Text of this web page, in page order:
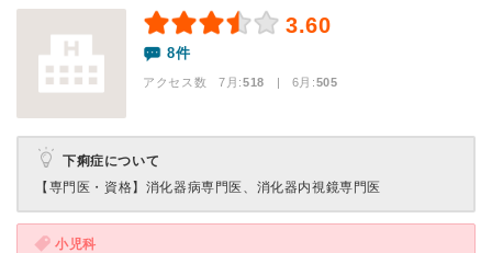
3.60
8件
アクセス数 7月:518 | 6月:505
下痢症について
【専門医・資格】 消化器病専門医、消化器内視鏡専門医
小児科